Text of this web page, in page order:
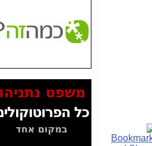
האם ביבי וקרא קבלו
בכלל תמורה עבור
ההטבות הרגולטוריות
המסמכים בנושא בזק-
Yes (תיק 4000)
מוכיחים "תפירת תיק"
לאיש הלא נכון! -כאן
עובדות ומסמכים